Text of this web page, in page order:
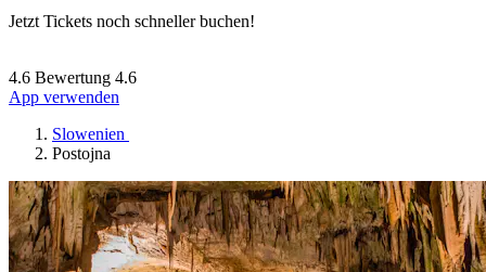
Jetzt Tickets noch schneller buchen!
4.6 Bewertung 4.6
App verwenden
Slowenien
Postojna